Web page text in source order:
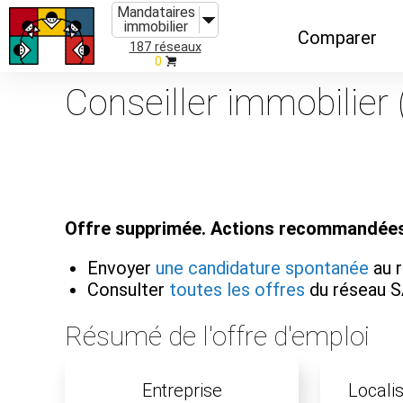
Mandataires
immobilier
187 réseaux
0
Comparer
Caractéristiques
Organismes de
Conseiller immobilier
Offre supprimée. Actions
Envoyer une candidature spontanée au
Consulter toutes les offres du réseau
Résumé de l'offre d'emploi
Entreprise